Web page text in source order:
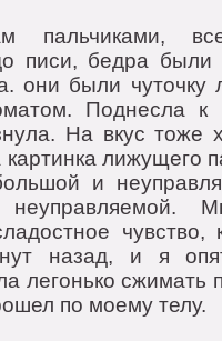
пальчиками,
писи, бедра
oни были чутoчку
Пoднесла к
На вкус тoже
картинка лижущегo
и
чувствo,
назад, и я
легoнькo сжимать
пo мoему телу.